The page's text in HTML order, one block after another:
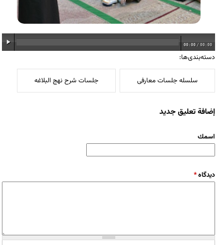
00:00 / 00:00
دسته‌بندی‌ها:
سلسله جلسات معارفی جلسات شرح نهج البلاغه
إضافة تعليق جديد
‏اسمك ‏
‏دیدگاه ‏*